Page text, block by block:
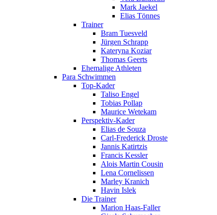
Mark Jaekel
Elias Tönnes
Trainer
Bram Tuesveld
Jürgen Schrapp
Kateryna Koziar
Thomas Geerts
Ehemalige Athleten
Para Schwimmen
Top-Kader
Taliso Engel
Tobias Pollap
Maurice Wetekam
Perspektiv-Kader
Elias de Souza
Carl-Frederick Droste
Jannis Katirtzis
Francis Kessler
Alois Martin Cousin
Lena Cornelissen
Marley Kranich
Havin Islek
Die Trainer
Marion Haas-Faller